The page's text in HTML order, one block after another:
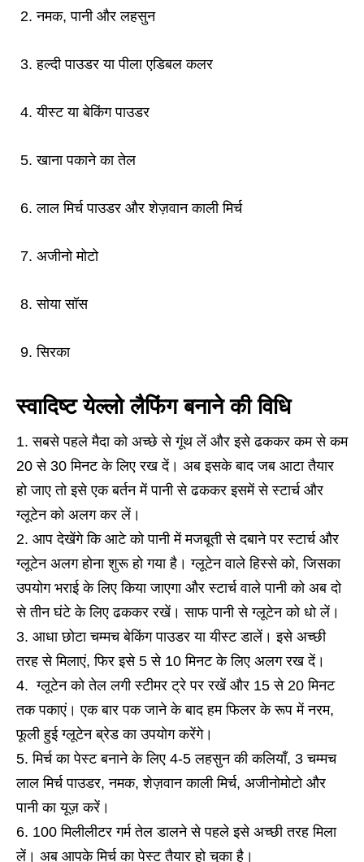
2. नमक, पानी और लहसुन
3. हल्दी पाउडर या पीला एडिबल कलर
4. यीस्ट या बेकिंग पाउडर
5. खाना पकाने का तेल
6. लाल मिर्च पाउडर और शेज़वान काली मिर्च
7. अजीनो मोटो
8. सोया सॉस
9. सिरका
स्वादिष्ट येल्लो लैफिंग बनाने की विधि
सबसे पहले मैदा को अच्छे से गूंथ लें और इसे ढककर कम से कम
20 से 30 मिनट के लिए रख दें। अब इसके बाद जब आटा तैयार
हो जाए तो इसे एक बर्तन में पानी से ढककर इसमें से स्टार्च और
ग्लूटेन को अलग कर लें।
आप देखेंगे कि आटे को पानी में मजबूती से दबाने पर स्टार्च और
ग्लूटेन अलग होना शुरू हो गया है। ग्लूटेन वाले हिस्से को, जिसका
उपयोग भराई के लिए किया जाएगा और स्टार्च वाले पानी को अब दो
से तीन घंटे के लिए ढककर रखें। साफ पानी से ग्लूटेन को धो लें।
आधा छोटा चम्मच बेकिंग पाउडर या यीस्ट डालें। इसे अच्छी
तरह से मिलाएं, फिर इसे 5 से 10 मिनट के लिए अलग रख दें।
ग्लूटेन को तेल लगी स्टीमर ट्रे पर रखें और 15 से 20 मिनट
तक पकाएं। एक बार पक जाने के बाद हम फिलर के रूप में नरम,
फूली हुई ग्लूटेन ब्रेड का उपयोग करेंगे।
मिर्च का पेस्ट बनाने के लिए 4-5 लहसुन की कलियाँ, 3 चम्मच
लाल मिर्च पाउडर, नमक, शेज़वान काली मिर्च, अजीनोमोटो और
पानी का यूज़ करें।
100 मिलीलीटर गर्म तेल डालने से पहले इसे अच्छी तरह मिला
लें। अब आपके मिर्च का पेस्ट तैयार हो चुका है।